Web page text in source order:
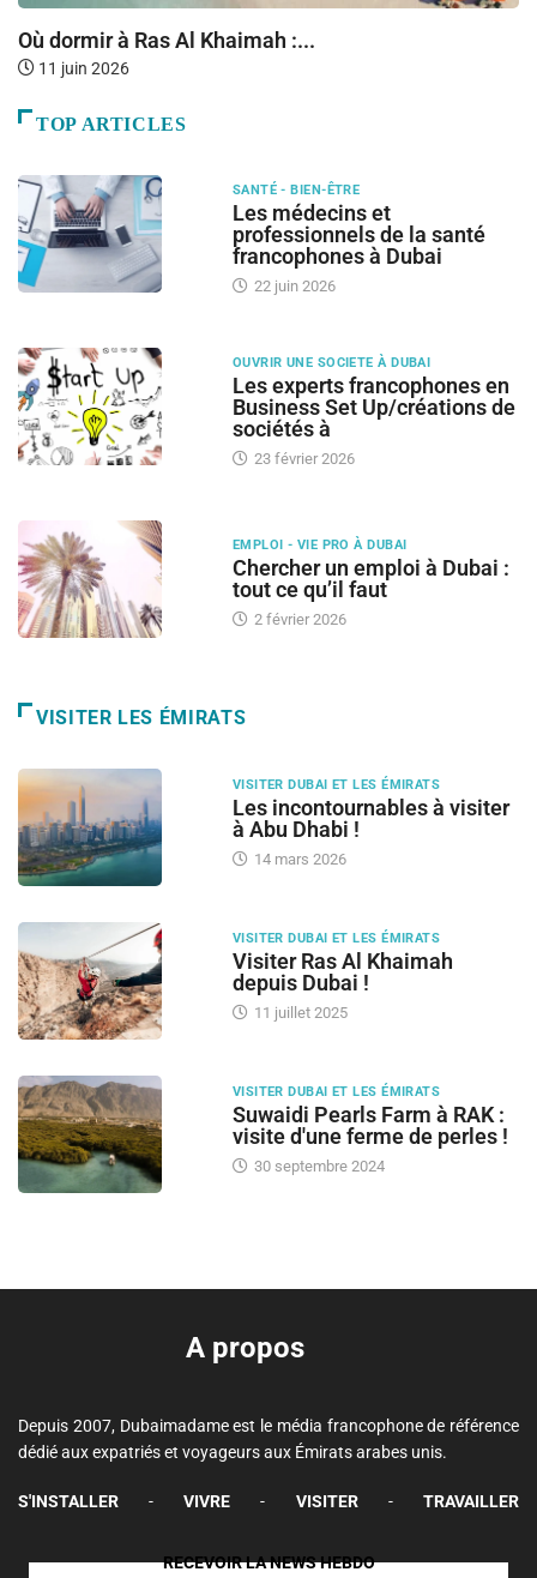
Où dormir à Ras Al Khaimah :...
11 juin 2026
TOP ARTICLES
SANTÉ - BIEN-ÊTRE
Les médecins et
professionnels de la santé
francophones à Dubai
22 juin 2026
OUVRIR UNE SOCIETE À DUBAI
Les experts francophones en
Business Set Up/créations de
sociétés à
23 février 2026
EMPLOI - VIE PRO À DUBAI
Chercher un emploi à Dubai :
tout ce qu’il faut
2 février 2026
VISITER LES ÉMIRATS
VISITER DUBAI ET LES ÉMIRATS
Les incontournables à visiter
à Abu Dhabi !
14 mars 2026
VISITER DUBAI ET LES ÉMIRATS
Visiter Ras Al Khaimah
depuis Dubai !
11 juillet 2025
VISITER DUBAI ET LES ÉMIRATS
Suwaidi Pearls Farm à RAK :
visite d'une ferme de perles !
30 septembre 2024
A propos
Depuis 2007, Dubaimadame est le média francophone de référence
dédié aux expatriés et voyageurs aux Émirats arabes unis.
S'INSTALLER - VIVRE - VISITER - TRAVAILLER
RECEVOIR LA NEWS HEBDO